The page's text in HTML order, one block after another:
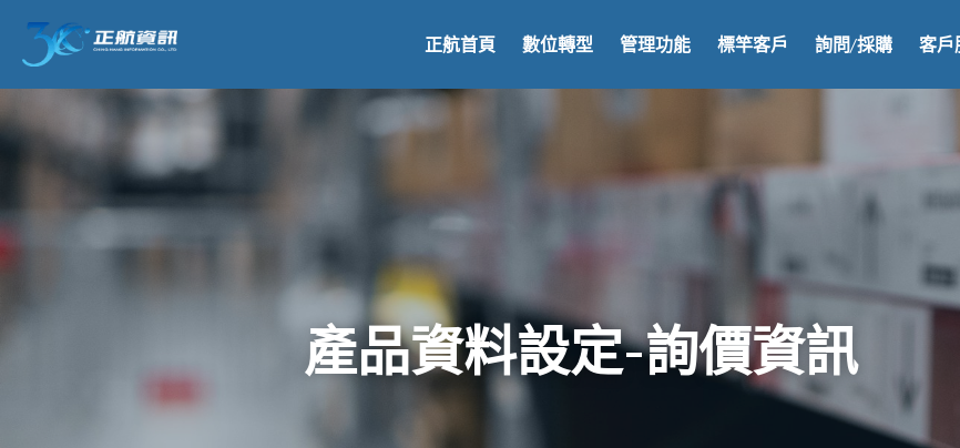
正航首頁 數位轉型 管理功能 標竿客戶 詢問/採購 客戶
產品資料設定-詢價資訊